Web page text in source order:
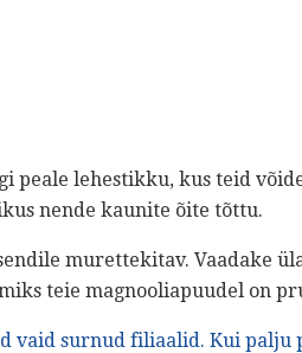
peale lehestikku, kus teid
nende kaunite õite tõttu.
murettekitav. Vaadake
teie magnooliapuudel on
vaid surnud filiaalid. Kui palju